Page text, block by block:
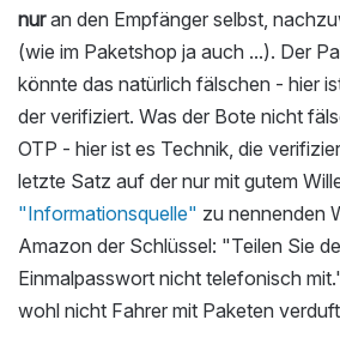
nuran den Empfänger selbst,
(wie im Paketshop ja auch ...). Der
könnte das natürlich fälschen - hier
der verifiziert. Was der Bote nicht
OTP - hier ist es Technik, die
letzte Satz auf der nur mit gutem
"Informationsquelle" zu nennenden
Amazon der Schlüssel: "Teilen Sie
Einmalpasswort nicht telefonisch
wohl nicht Fahrer mit Paketen